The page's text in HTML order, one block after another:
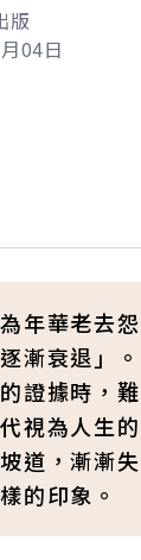
版
04日
年華老去
漸衰退」
證據時，
視為人生
道，漸漸
的印象。